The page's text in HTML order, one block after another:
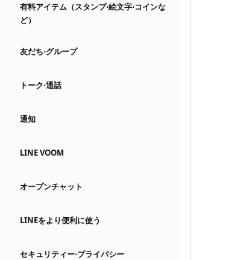
有料アイテム（スタンプ⋅絵文字⋅コインな
ど）
友だち⋅グループ
トーク⋅通話
通知
LINE VOOM
オープンチャット
LINEをより便利に使う
セキュリティー⋅プライバシー